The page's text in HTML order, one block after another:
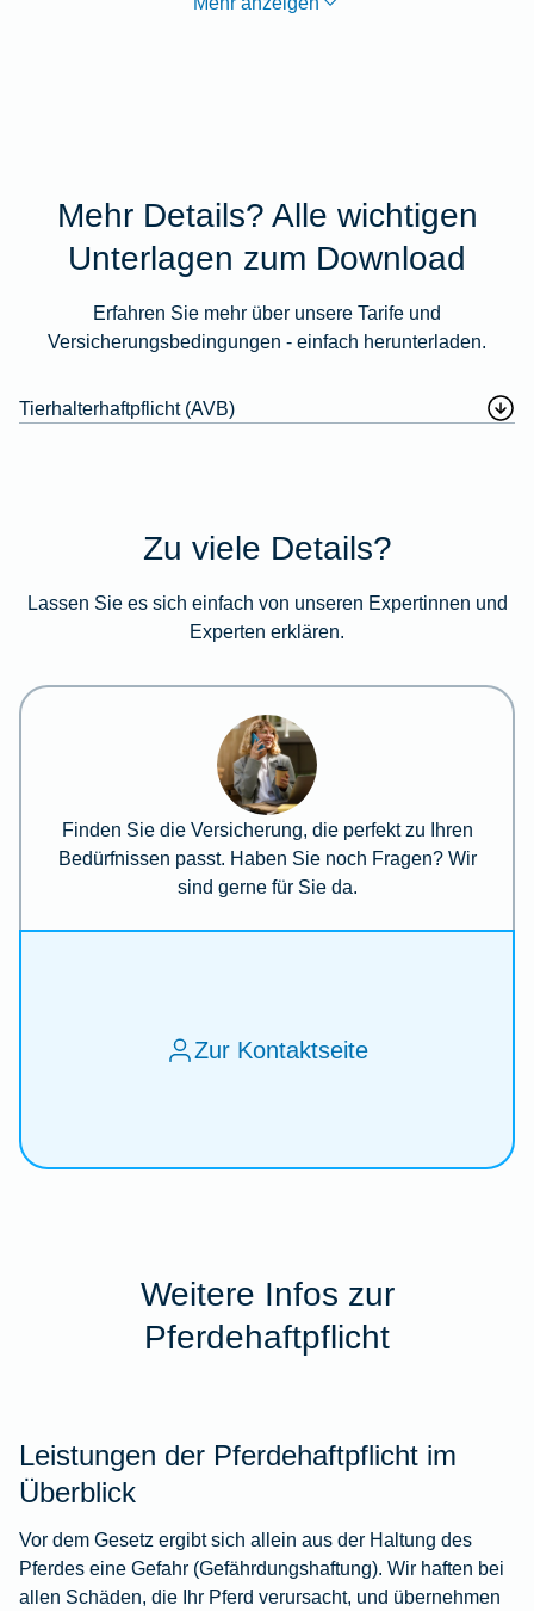
Mehr Details? Alle wichtigen
Unterlagen zum Download
Erfahren Sie mehr über unsere Tarife und
Versicherungsbedingungen - einfach herunterladen.
Tierhalterhaftpflicht (AVB)
Zu viele Details?
Lassen Sie es sich einfach von unseren Expertinnen und
Experten erklären.
Finden Sie die Versicherung, die perfekt zu Ihren
Bedürfnissen passt. Haben Sie noch Fragen? Wir
sind gerne für Sie da.
Zur Kontaktseite
Weitere Infos zur
Pferdehaftpflicht
Leistungen der Pferdehaftpflicht im
Überblick
Vor dem Gesetz ergibt sich allein aus der Haltung des
Pferdes eine Gefahr (Gefährdungshaftung). Wir haften bei
allen Schäden, die Ihr Pferd verursacht, und übernehmen